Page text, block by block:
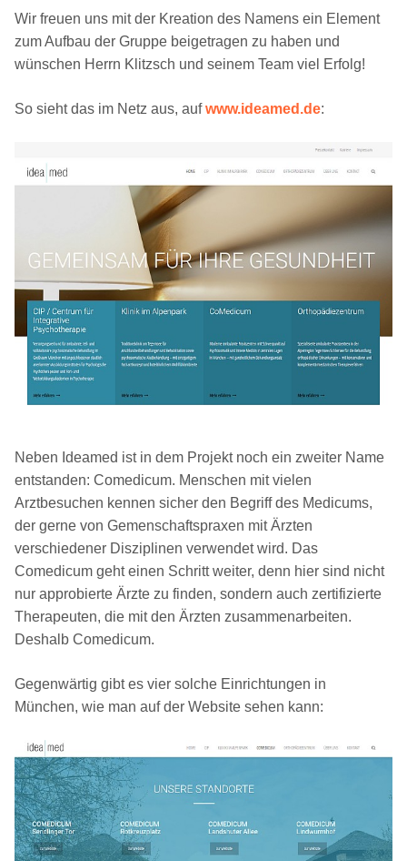
Wir freuen uns mit der Kreation des Namens ein Element
zum Aufbau der Gruppe beigetragen zu haben und
wünschen Herrn Klitzsch und seinem Team viel Erfolg!
So sieht das im Netz aus, aufwww.ideamed.de:
Neben Ideamed ist in dem Projekt noch ein zweiter Name
entstanden: Comedicum. Menschen mit vielen
Arztbesuchen kennen sicher den Begriff des Medicums,
der gerne von Gemenschaftspraxen mit Ärzten
verschiedener Disziplinen verwendet wird. Das
Comedicum geht einen Schritt weiter, denn hier sind nicht
nur approbierte Ärzte zu finden, sondern auch zertifizierte
Therapeuten, die mit den Ärzten zusammenarbeiten.
Deshalb Comedicum.
Gegenwärtig gibt es vier solche Einrichtungen in
München, wie man auf der Website sehen kann: